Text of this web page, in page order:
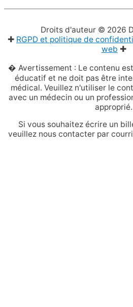
Droits d'auteur © 2026
✚ RGPD et politique de
web ✚
� Avertissement : Le contenu
éducatif et ne doit pas être
médical. Veuillez n'utiliser le
avec un médecin ou un
approprié.
Si vous souhaitez écrire un
veuillez nous contacter par